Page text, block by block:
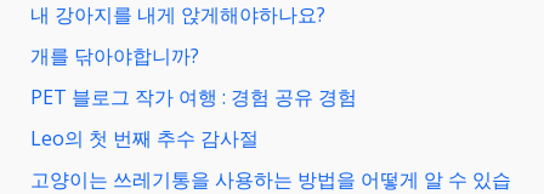
내 강아지를 내게 앉게해야하나요?
개를 닦아야합니까?
PET 블로그 작가 여행 : 경험 공유 경험
Leo의 첫 번째 추수 감사절
고양이는 쓰레기통을 사용하는 방법을 어떻게 알 수 있습